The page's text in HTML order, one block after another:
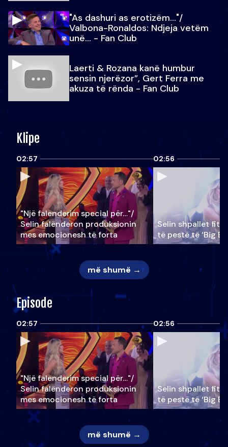
"As dashuri as erotizëm..."/
Valbona-Ronaldos: Ndjeja vetëm
unë... - Fan Club
Laerti & Rozana kanë humbur
sensin njerëzor”, Gert Ferra me
akuza të rënda - Fan Club
Klipe
02:57
"Një falenderim special për…"/
Selin falënderon produksionin
mes emocionesh të forta
02:56
Selin shpallet
të pestë të ‘Big
më shumë →
Episode
02:57
"Një falenderim special për…"/
Selin falënderon produksionin
mes emocionesh të forta
02:56
Selin shpallet
të pestë të ‘Big
më shumë →